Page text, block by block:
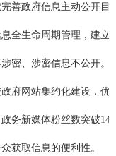
善政府信息主动公开
全生命周期管理，建立
密、涉密信息不公开。
府网站集约化建设，
务新媒体粉丝数突破
获取信息的便利性。